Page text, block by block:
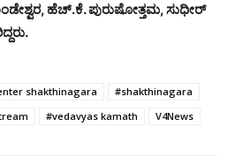
ಹೆಚ್.ಕೆ. ಪುರುಷೋತ್ತಮ, ಸುಧೀರ್
shakthinagara
#shakthinagara
#vedavyas kamath V4News